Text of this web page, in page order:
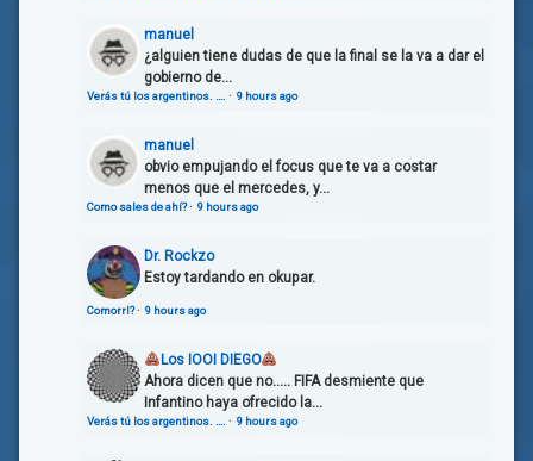
manuel
¿alguien tiene dudas de que la final se la va a dar el
gobierno de...
Verás tú los argentinos. …. · 9 hours ago
manuel
obvio empujando el focus que te va a costar
menos que el mercedes, y...
Como sales de ahí?· 9 hours ago
Dr. Rockzo
Estoy tardando en okupar.
Comorrl?· 9 hours ago
Los IOOI DIEGO
Ahora dicen que no..... FIFA desmiente que
Infantino haya ofrecido la...
Verás tú los argentinos. …. · 9 hours ago